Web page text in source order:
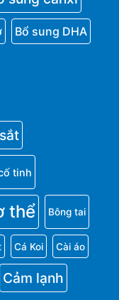
Bổ sung DHA
tinh
thể Bông tai
Cá Koi Cài áo
Cảm lạnh